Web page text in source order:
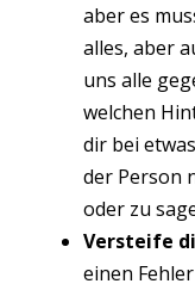
aber es
alles, aber
uns alle
welchen
dir bei
der Person
oder zu
Versteife
einen